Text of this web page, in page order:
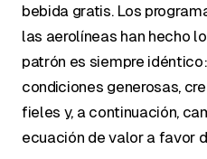
bebida gratis. Los
las aerolíneas han hecho
patrón es siempre
condiciones generosas,
fieles y, a continuación,
ecuación de valor a favor